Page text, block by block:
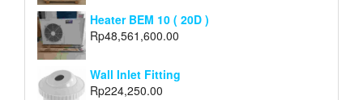
Heater BEM 10 ( 20D )
Rp48,561,600.00
Wall Inlet Fitting
Rp224,250.00